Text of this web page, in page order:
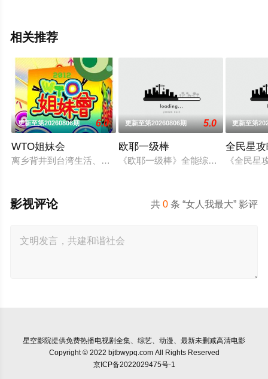
相关推荐
更新至第20260806期 6.0
WTO姐妹会
离乡背井到台湾生活、读书，每个台湾新住民难免会因为文化
更新至第20260806期 5.0
欧耶一级棒
《欧耶一级棒》全能综艺王欧汉声(
更新至第
全民星
《全民
共0 条 “女人我最大” 影评
影视评论
星空影院提供免费热播电视剧全集、综艺、动漫、最新未删减高清电影
Copyright © 2022 bjtbwypq.com All Rights Reserved
京ICP备2022029475号-1